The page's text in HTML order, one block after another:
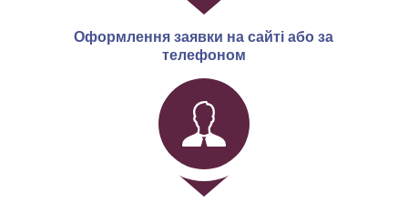
Оформлення заявки на сайті або за
телефоном